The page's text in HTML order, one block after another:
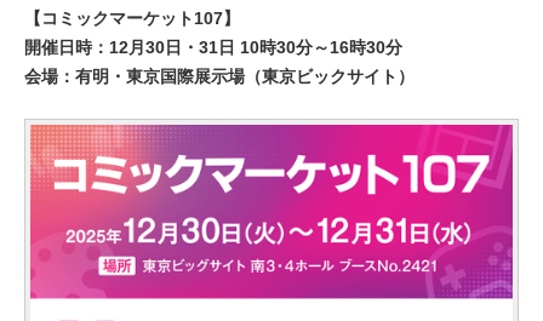
【コミックマーケット107】
開催日時：12月30日・31日 10時30分～16時30分
会場：有明・東京国際展示場（東京ビックサイト）